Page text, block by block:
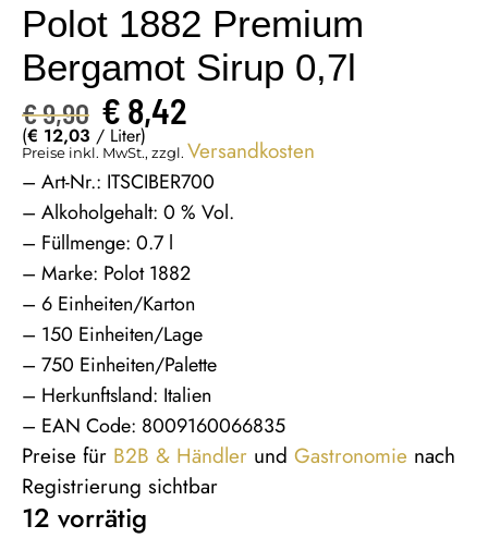
Polot 1882 Premium
Bergamot Sirup 0,7l
€9,90 € 8,42
(€ 12,03 / Liter)
Preise inkl. MwSt., zzgl. Versandkosten
– Art-Nr.: ITSCIBER700
– Alkoholgehalt: 0 % Vol.
– Füllmenge: 0.7 l
– Marke: Polot 1882
– 6 Einheiten/Karton
– 150 Einheiten/Lage
– 750 Einheiten/Palette
– Herkunftsland: Italien
– EAN Code: 8009160066835
Preise für B2B & Händler und Gastronomie nach
Registrierung sichtbar
12 vorrätig